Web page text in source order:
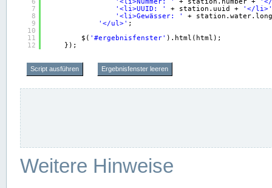
7
8
9
10
11
12
'<li>UUID: '
+ station.uuid +
'</li>'
'<li>Gewässer: '
+
'</ul>' ;
$( '#ergebnisfenster' ).html(html);
});
Script ausführen Ergebnisfenster leeren
Weitere Hinweise